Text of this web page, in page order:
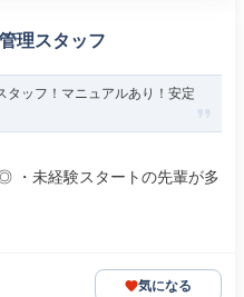
理スタッフ
タッフ！マニュアルあり！安定
・未経験スタートの先輩が多
気になる